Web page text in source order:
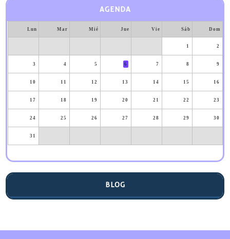
AGENDA
Lun Mar Mié Jue Vie Sáb Dom
1 2
3 4 5 6 7 8 9
10 11 12 13 14 15 16
17 18 19 20 21 22 23
24 25 26 27 28 29 30
31
BLOG